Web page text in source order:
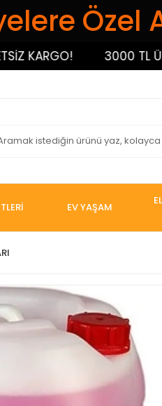
Özel
KARGO! 3000 TL
EV YAŞAM